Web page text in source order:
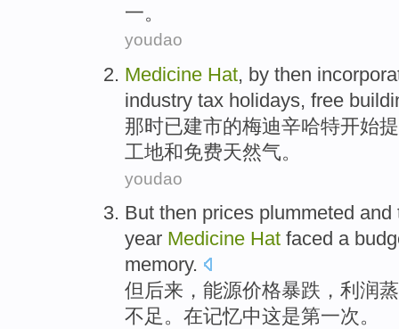
一。
youdao
Medicine Hat, by then
industry tax holidays, free
那时已建市的梅迪辛哈特开始
工地和免费天然气。
youdao
But then prices plummeted
year Medicine Hat faced a
memory.
但 后来 ，能源价格暴跌 ， 利润
不足 。 在记忆中这是第一次。